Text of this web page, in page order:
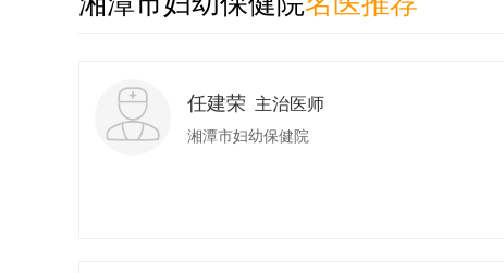
任建荣 主治医师
湘潭市妇幼保健院